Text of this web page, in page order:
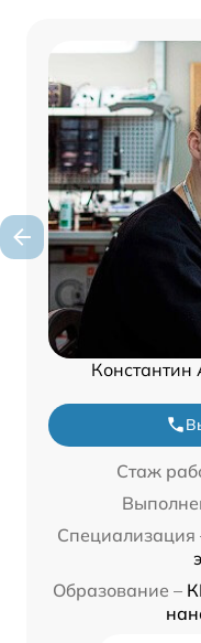
Стаж
Специализация
Образование –